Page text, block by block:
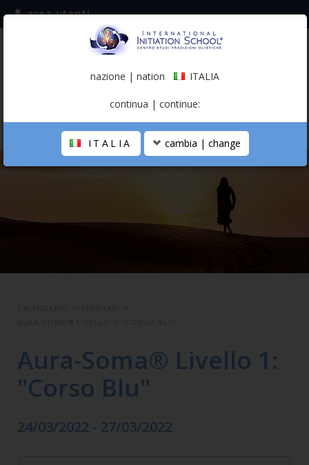
iscriviti alla mailing list
(italiano)
area utenti
LA SCUOLA
Aura-Soma® Livello 1:
"Corso Blu"
24/03/2022 - 27/03/2022
nazione | nation ITALIA
continua | continue:
ITALIA cambia | change